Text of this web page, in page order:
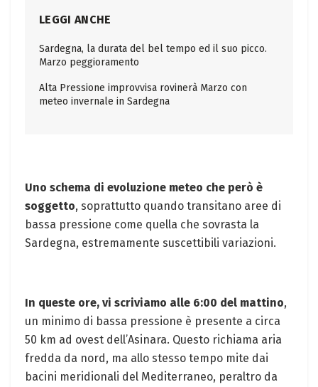
LEGGI ANCHE
Sardegna, la durata del bel tempo ed il suo picco.
Marzo peggioramento
Alta Pressione improvvisa rovinerà Marzo con
meteo invernale in Sardegna
Uno schema di evoluzione meteo che però è
soggetto, soprattutto quando transitano aree di
bassa pressione come quella che sovrasta la
Sardegna, estremamente suscettibili variazioni.
In queste ore, vi scriviamo alle 6:00 del mattino,
un minimo di bassa pressione è presente a circa
50 km ad ovest dell’Asinara. Questo richiama aria
fredda da nord, ma allo stesso tempo mite dai
bacini meridionali del Mediterraneo, peraltro da